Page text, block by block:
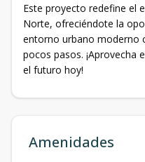
Este proyecto redefine el
Norte, ofreciéndote la
entorno urbano moderno
pocos pasos. ¡Aprovecha
el futuro hoy!
Amenidades